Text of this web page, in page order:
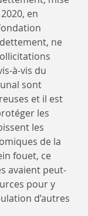
en
ne
à-vis du
sont
et il est
les
les
de la
fouet, ce
avaient peut-
pour y
d’autres